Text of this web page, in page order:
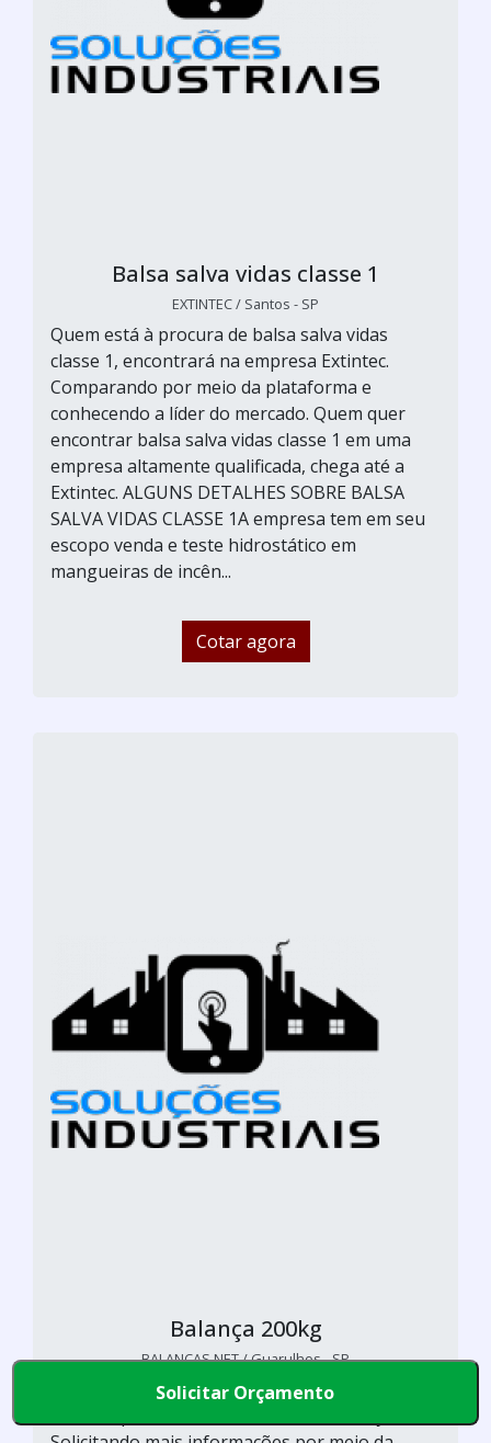
Balsa salva vidas classe 1
EXTINTEC / Santos - SP
Quem está à procura de balsa salva vidas
classe 1, encontrará na empresa Extintec.
Comparando por meio da plataforma e
conhecendo a líder do mercado. Quem quer
encontrar balsa salva vidas classe 1 em uma
empresa altamente qualificada, chega até a
Extintec. ALGUNS DETALHES SOBRE BALSA
SALVA VIDAS CLASSE 1A empresa tem em seu
escopo venda e teste hidrostático em
mangueiras de incên...
Cotar agora
Balança 200kg
BALANÇAS NET / Guarulhos - SP
Para o cliente que busca por balança 200kg,
Solicitar Orçamento